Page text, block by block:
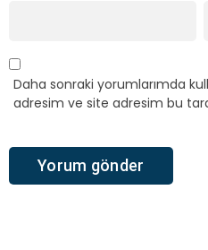
Daha sonraki yorumlarımda
adresim ve site adresim bu